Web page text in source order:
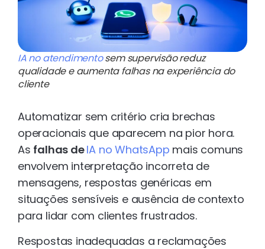
IA no atendimentosem supervisão reduz
qualidade e aumenta falhas na experiência do
cliente
Automatizar sem critério cria brechas
operacionais que aparecem na pior hora.
As falhas deIA no WhatsApp mais comuns
envolvem interpretação incorreta de
mensagens, respostas genéricas em
situações sensíveis e ausência de contexto
para lidar com clientes frustrados.
Respostas inadequadas a reclamações